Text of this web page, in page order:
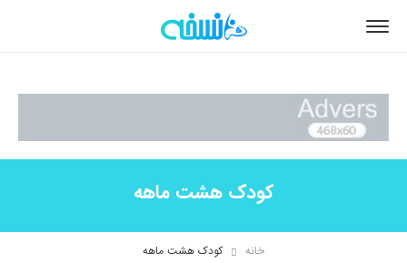
کودک هشت ماهه
خانه کودک هشت ماهه